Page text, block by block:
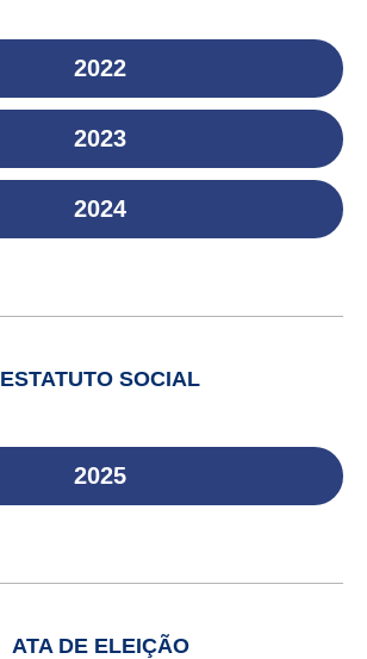
2022
2023
2024
ESTATUTO SOCIAL
2025
ATA DE ELEIÇÃO